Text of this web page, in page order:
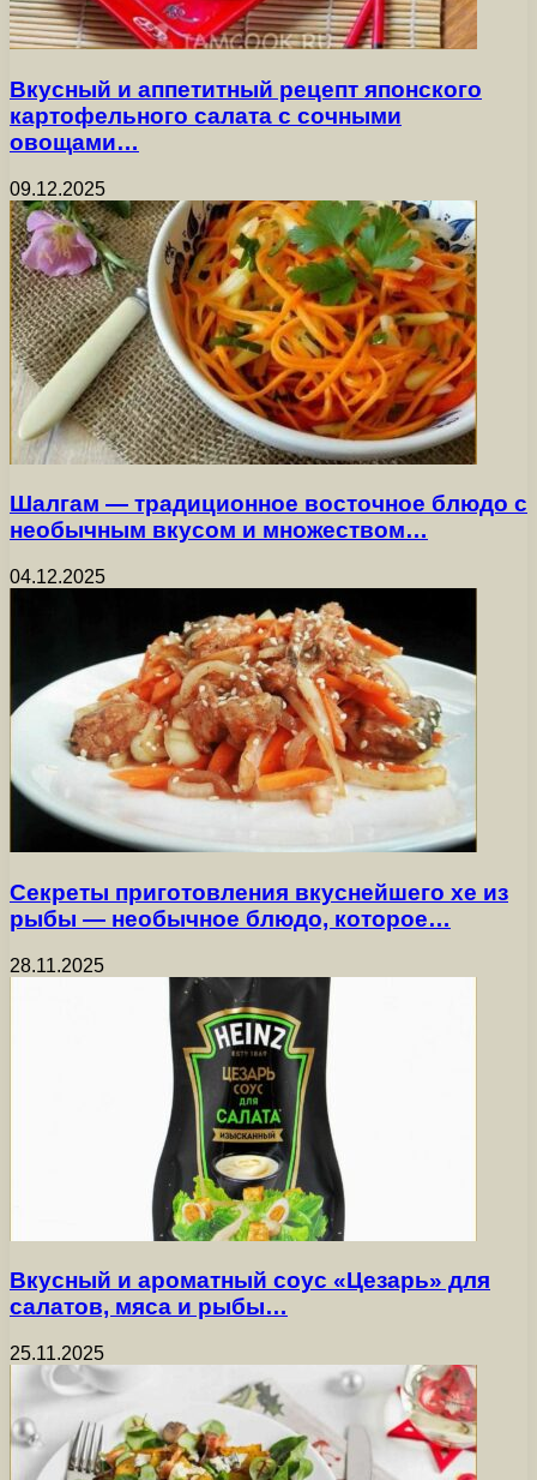
Вкусный и аппетитный рецепт японского
картофельного салата с сочными
овощами…
09.12.2025
Шалгам — традиционное восточное блюдо с
необычным вкусом и множеством…
04.12.2025
Секреты приготовления вкуснейшего хе из
рыбы — необычное блюдо, которое…
28.11.2025
Вкусный и ароматный соус «Цезарь» для
салатов, мяса и рыбы…
25.11.2025